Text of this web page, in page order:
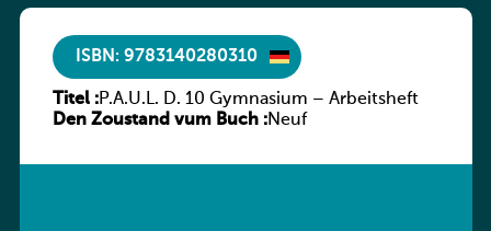
ISBN: 9783140280310
Titel :P.A.U.L. D. 10 Gymnasium – Arbeitsheft
Den Zoustand vum Buch :Neuf